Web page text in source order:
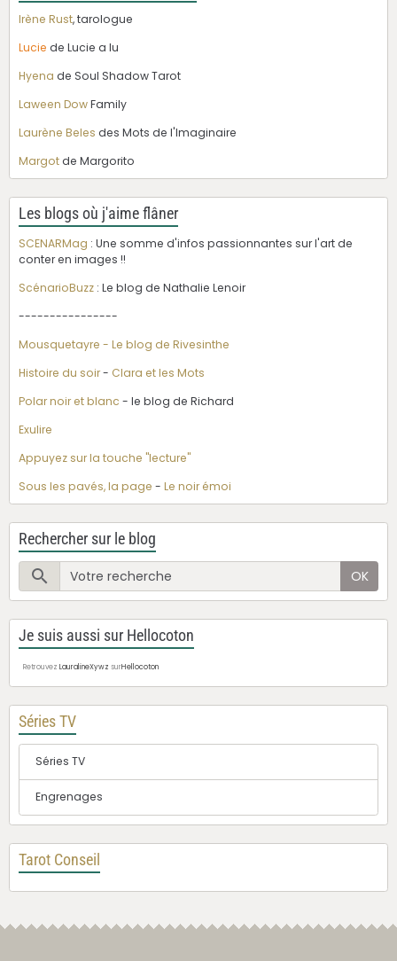
Irène Rust, tarologue
Lucie de Lucie a lu
Hyena de Soul Shadow Tarot
Laween DowFamily
Laurène Beles des Mots de l'Imaginaire
Margotde Margorito
Les blogs où j'aime flâner
SCENARMag : Une somme d'infos passionnantes sur l'art de
conter en images !!
ScénarioBuzz : Le blog de Nathalie Lenoir
----------------
Mousquetayre - Le blog de Rivesinthe
Histoire du soir- Clara et les Mots
Polar noir et blanc - le blog de Richard
Exulire
Appuyez sur la touche "lecture"
Sous les pavés, la page - Le noir émoi
Rechercher sur le blog
OK
Je suis aussi sur Hellocoton
Retrouvez LauralineXywz surHellocoton
Séries TV
Séries TV
Engrenages
Tarot Conseil